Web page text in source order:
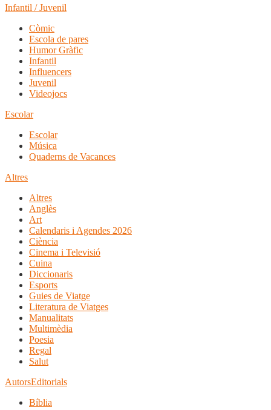
Infantil / Juvenil
Còmic
Escola de pares
Humor Gràfic
Infantil
Influencers
Juvenil
Videojocs
Escolar
Escolar
Música
Quaderns de Vacances
Altres
Altres
Anglès
Art
Calendaris i Agendes 2026
Ciència
Cinema i Televisió
Cuina
Diccionaris
Esports
Guies de Viatge
Literatura de Viatges
Manualitats
Multimèdia
Poesia
Regal
Salut
AutorsEditorials
Bíblia